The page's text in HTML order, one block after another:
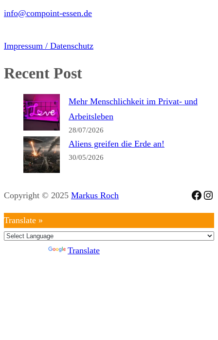
info@compoint-essen.de
Impressum / Datenschutz
Recent Post
Mehr Menschlichkeit im Privat- und
Arbeitsleben
28/07/2026
Aliens greifen die Erde an!
30/05/2026
Copyright © 2025 Markus Roch
Translate »
Translate